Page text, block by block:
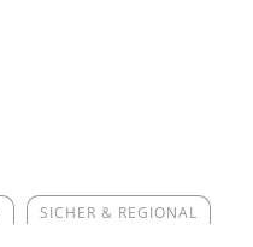
SICHER & REGIONAL